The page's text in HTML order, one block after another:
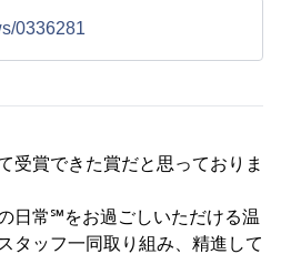
0336281
受賞できた賞だと思っておりま
日常℠をお過ごしいただける温
タッフ一同取り組み、精進して